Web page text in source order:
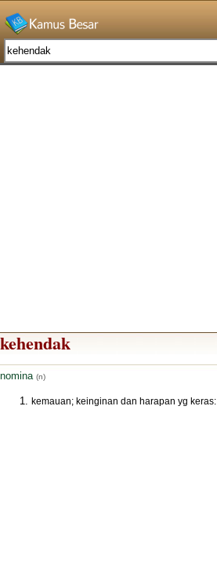
kehendak
nomina (n)
kemauan; keinginan dan harapan yg keras: